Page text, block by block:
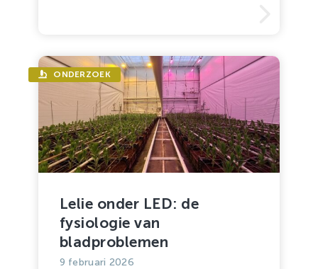
Lelie onder LED: de
fysiologie van
bladproblemen
9 februari 2026
ONDERZOEK